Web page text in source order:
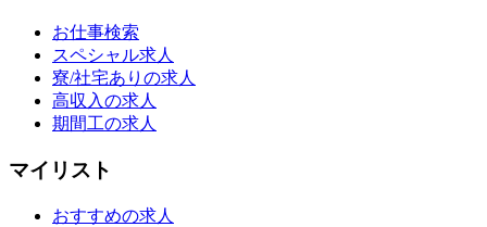
お仕事検索
スペシャル求人
寮/社宅ありの求人
高収入の求人
期間工の求人
マイリスト
おすすめの求人